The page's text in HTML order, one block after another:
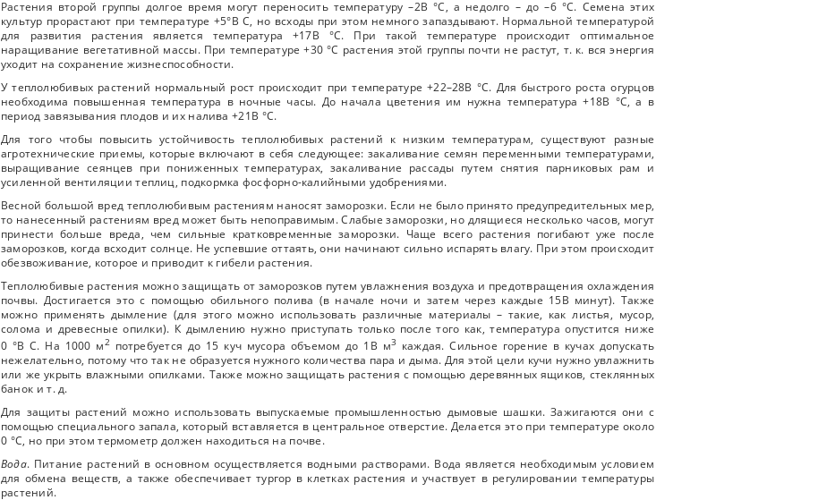
Растения второй группы долгое время могут переносить температуру –2В °C, а недолго – до –6 °C. Семена этих
культур прорастают при температуре +5°В С, но всходы при этом немного запаздывают. Нормальной температурой
для развития растения является температура +17В °C. При такой температуре происходит оптимальное
наращивание вегетативной массы. При температуре +30 °C растения этой группы почти не растут, т. к. вся энергия
уходит на сохранение жизнеспособности.
У теплолюбивых растений нормальный рост происходит при температуре +22–28В °C. Для быстрого роста огурцов
необходима повышенная температура в ночные часы. До начала цветения им нужна температура +18В °C, а в
период завязывания плодов и их налива +21В °C.
Для того чтобы повысить устойчивость теплолюбивых растений к низким температурам, существуют разные
агротехнические приемы, которые включают в себя следующее: закаливание семян переменными температурами,
выращивание сеянцев при пониженных температурах, закаливание рассады путем снятия парниковых рам и
усиленной вентиляции теплиц, подкормка фосфорно-калийными удобрениями.
Весной большой вред теплолюбивым растениям наносят заморозки. Если не было принято предупредительных мер,
то нанесенный растениям вред может быть непоправимым. Слабые заморозки, но длящиеся несколько часов, могут
принести больше вреда, чем сильные кратковременные заморозки. Чаще всего растения погибают уже после
заморозков, когда всходит солнце. Не успевшие оттаять, они начинают сильно испарять влагу. При этом происходит
обезвоживание, которое и приводит к гибели растения.
Теплолюбивые растения можно защищать от заморозков путем увлажнения воздуха и предотвращения охлаждения
почвы. Достигается это с помощью обильного полива (в начале ночи и затем через каждые 15В минут). Также
можно применять дымление (для этого можно использовать различные материалы – такие, как листья, мусор,
солома и древесные опилки). К дымлению нужно приступать только после того как, температура опустится ниже
0 °В С. На 1000 м2потребуется до 15 куч мусора объемом до 1В м3
каждая. Сильное горение в кучах допускать
нежелательно, потому что так не образуется нужного количества пара и дыма. Для этой цели кучи нужно увлажнить
или же укрыть влажными опилками. Также можно защищать растения с помощью деревянных ящиков, стеклянных
банок и т. д.
Для защиты растений можно использовать выпускаемые промышленностью дымовые шашки. Зажигаются они с
помощью специального запала, который вставляется в центральное отверстие. Делается это при температуре около
0 °C, но при этом термометр должен находиться на почве.
Вода. Питание растений в основном осуществляется водными растворами. Вода является необходимым условием
для обмена веществ, а также обеспечивает тургор в клетках растения и участвует в регулировании температуры
растений.